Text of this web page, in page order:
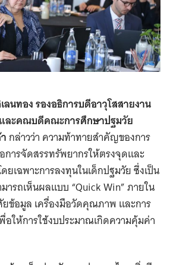
ลนทอง รองอธิการบดีอาวุโสสายงาน
ละคณบดีคณะการศึกษาปฐมวัย
กล่าวว่า ความท้าทายสำคัญของการ
ารจัดสรรทรัพยากรให้ตรงจุดและ
ยเฉพาะการลงทุนในเด็กปฐมวัย ซึ่งเป็น
ารถเห็นผลแบบ “Quick Win” ภายใน
ยข้อมูล เครื่องมือวัดคุณภาพ และการ
อให้การใช้งบประมาณเกิดความคุ้มค่า